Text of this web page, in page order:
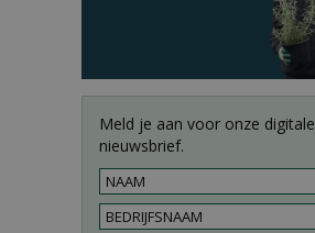
Meld je aan voor onze digitale
nieuwsbrief.